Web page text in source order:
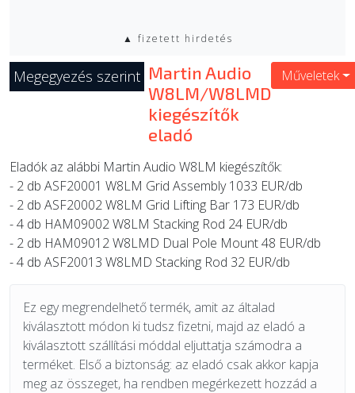
▲ fizetett hirdetés
Megegyezés szerint Martin Audio
W8LM/W8LMD
kiegészítők
eladó
Műveletek
Eladók az alábbi Martin Audio W8LM kiegészítők:
- 2 db ASF20001 W8LM Grid Assembly 1033 EUR/db
- 2 db ASF20002 W8LM Grid Lifting Bar 173 EUR/db
- 4 db HAM09002 W8LM Stacking Rod 24 EUR/db
- 2 db HAM09012 W8LMD Dual Pole Mount 48 EUR/db
- 4 db ASF20013 W8LMD Stacking Rod 32 EUR/db
Ez egy megrendelhető termék, amit az általad
kiválasztott módon ki tudsz fizetni, majd az eladó a
kiválasztott szállítási móddal eljuttatja számodra a
terméket. Első a biztonság: az eladó csak akkor kapja
meg az összeget, ha rendben megérkezett hozzád a